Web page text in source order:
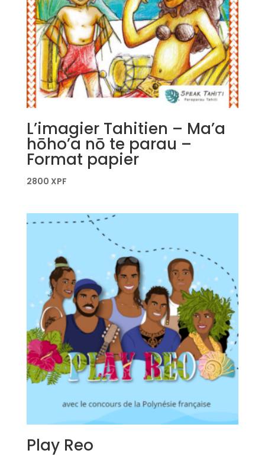
L’imagier Tahitien – Ma’a
hōho’a nō te parau –
Format papier
2800 XPF
Play Reo